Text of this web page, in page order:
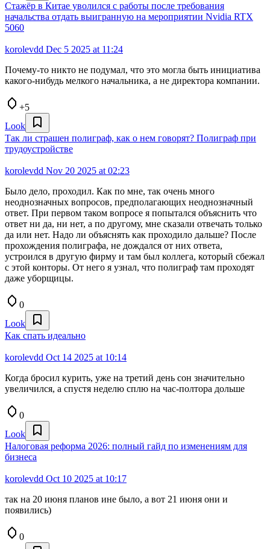
Стажёр в Китае уволился с работы после требования
начальства отдать выигранную на мероприятии Nvidia RTX
5060
korolevdd Dec 5 2025 at 11:24
Почему-то никто не подумал, что это могла быть инициатива
какого-нибудь мелкого начальника, а не директора компании.
+5
Look
Так ли страшен полиграф, как о нем говорят? Полиграф при
трудоустройстве
korolevdd Nov 20 2025 at 02:23
Было дело, проходил. Как по мне, так очень много
неоднозначных вопросов, предполагающих неоднозначный
ответ. При первом таком вопросе я попытался объяснить что
ответ ни да, ни нет, а по другому, мне сказали отвечать только
да или нет. Надо ли объяснять как проходило дальше? После
прохождения полиграфа, не дождался от них ответа,
устроился в другую фирму и там был коллега, который сбежал
с этой конторы. От него я узнал, что полиграф там проходят
даже уборщицы.
0
Look
Как спать идеально
korolevdd Oct 14 2025 at 10:14
Когда бросил курить, уже на третий день сон значительно
увеличился, а спустя неделю сплю на час-полтора дольше
0
Look
Налоговая реформа 2026: полный гайд по изменениям для
бизнеса
korolevdd Oct 10 2025 at 10:17
так на 20 июня планов ине было, а вот 21 июня они и
появились)
0